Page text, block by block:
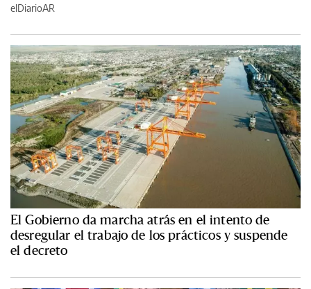
elDiarioAR
El Gobierno da marcha atrás en el intento de
desregular el trabajo de los prácticos y suspende
el decreto